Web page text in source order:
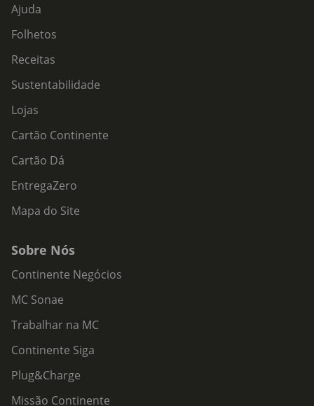
Ajuda
Folhetos
Receitas
Sustentabilidade
Lojas
Cartão Continente
Cartão Dá
EntregaZero
Mapa do Site
Sobre Nós
Continente Negócios
MC Sonae
Trabalhar na MC
Continente Siga
Plug&Charge
Missão Continente